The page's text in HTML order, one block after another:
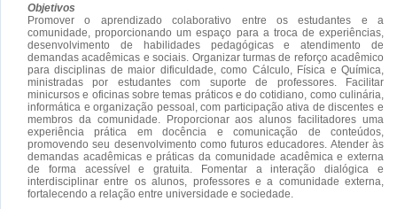
Objetivos
Promover o aprendizado colaborativo entre os estudantes e a
comunidade, proporcionando um espaço para a troca de experiências,
desenvolvimento de habilidades pedagógicas e atendimento de
demandas acadêmicas e sociais. Organizar turmas de reforço acadêmico
para disciplinas de maior dificuldade, como Cálculo, Física e Química,
ministradas por estudantes com suporte de professores. Facilitar
minicursos e oficinas sobre temas práticos e do cotidiano, como culinária,
informática e organização pessoal, com participação ativa de discentes e
membros da comunidade. Proporcionar aos alunos facilitadores uma
experiência prática em docência e comunicação de conteúdos,
promovendo seu desenvolvimento como futuros educadores. Atender às
demandas acadêmicas e práticas da comunidade acadêmica e externa
de forma acessível e gratuita. Fomentar a interação dialógica e
interdisciplinar entre os alunos, professores e a comunidade externa,
fortalecendo a relação entre universidade e sociedade.